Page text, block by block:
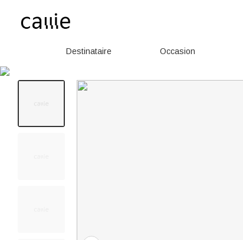
Destinataire Occasion